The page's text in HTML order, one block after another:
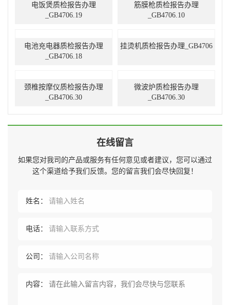
电饭煲质检报告办理
_GB4706.19
筋膜枪质检报告办理
_GB4706.10
电池充电器质检报告办理
_GB4706.18
挂烫机质检报告办理_GB4706
颈椎按摩仪质检报告办理
_GB4706.30
微波炉质检报告办理
_GB4706.30
在线留言
如果您对我司的产品或服务有任何意见或者建议，您可以通过
这个渠道给予我们反馈。您的留言我们会尽快回复！
姓名：
电话：
公司：
内容：